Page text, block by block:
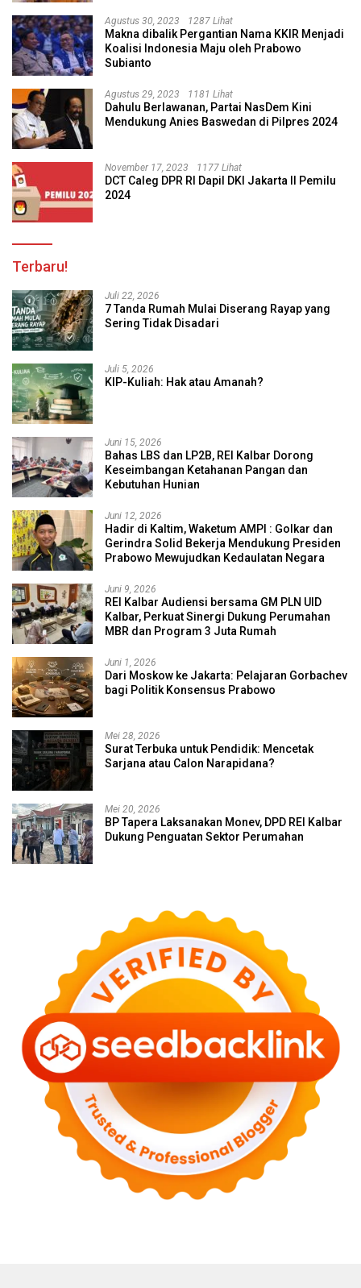
Agustus 30, 2023 1287 Lihat
Makna dibalik Pergantian Nama KKIR Menjadi
Koalisi Indonesia Maju oleh Prabowo
Subianto
Agustus 29, 2023 1181 Lihat
Dahulu Berlawanan, Partai NasDem Kini
Mendukung Anies Baswedan di Pilpres 2024
November 17, 2023 1177 Lihat
DCT Caleg DPR RI Dapil DKI Jakarta II Pemilu
2024
Terbaru!
Juli 22, 2026
7 Tanda Rumah Mulai Diserang Rayap yang
Sering Tidak Disadari
Juli 5, 2026
KIP-Kuliah: Hak atau Amanah?
Juni 15, 2026
Bahas LBS dan LP2B, REI Kalbar Dorong
Keseimbangan Ketahanan Pangan dan
Kebutuhan Hunian
Juni 12, 2026
Hadir di Kaltim, Waketum AMPI : Golkar dan
Gerindra Solid Bekerja Mendukung Presiden
Prabowo Mewujudkan Kedaulatan Negara
Juni 9, 2026
REI Kalbar Audiensi bersama GM PLN UID
Kalbar, Perkuat Sinergi Dukung Perumahan
MBR dan Program 3 Juta Rumah
Juni 1, 2026
Dari Moskow ke Jakarta: Pelajaran Gorbachev
bagi Politik Konsensus Prabowo
Mei 28, 2026
Surat Terbuka untuk Pendidik: Mencetak
Sarjana atau Calon Narapidana?
Mei 20, 2026
BP Tapera Laksanakan Monev, DPD REI Kalbar
Dukung Penguatan Sektor Perumahan